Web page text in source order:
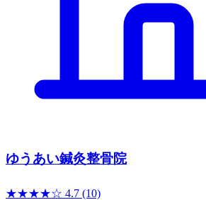
ゆうあい鍼灸整骨院
★★★★☆ 4.7 (10)